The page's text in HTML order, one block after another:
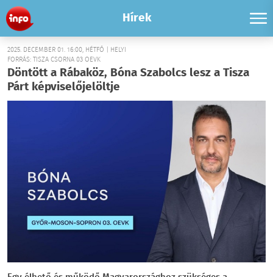
Hírek
2025. DECEMBER 01. 16:00, HÉTFŐ | HELYI
FORRÁS: TISZA CSORNA 03 OEVK
Döntött a Rábaköz, Bóna Szabolcs lesz a Tisza
Párt képviselőjelöltje